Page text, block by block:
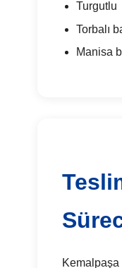
Turgutlu
Torbalı
Manisa